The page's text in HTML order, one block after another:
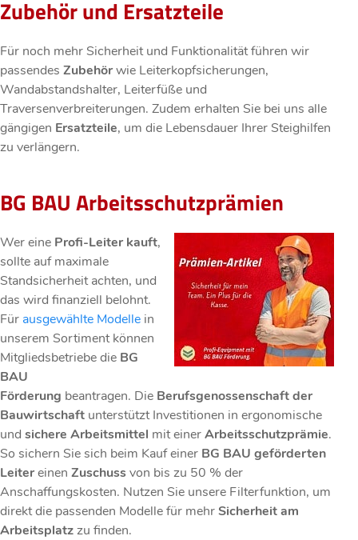
Zubehör und Ersatzteile
Für noch mehr Sicherheit und Funktionalität führen wir
passendes Zubehörwie Leiterkopfsicherungen,
Wandabstandshalter, Leiterfüße und
Traversenverbreiterungen. Zudem erhalten Sie bei uns alle
gängigen Ersatzteile, um die Lebensdauer Ihrer Steighilfen
zu verlängern.
BG BAU Arbeitsschutzprämien
Wer eine Profi-Leiter kauft,
sollte auf maximale
Standsicherheit achten, und
das wird finanziell belohnt.
Für ausgewählte Modelle in
unserem Sortiment können
Mitgliedsbetriebe die BG
BAU
Förderung beantragen. Die Berufsgenossenschaft der
Bauwirtschaft unterstützt Investitionen in ergonomische
und sichere Arbeitsmittel mit einerArbeitsschutzprämie.
So sichern Sie sich beim Kauf einer BG BAU geförderten
Leitereinen Zuschuss von bis zu 50 % der
Anschaffungskosten. Nutzen Sie unsere Filterfunktion, um
direkt die passenden Modelle für mehrSicherheit am
Arbeitsplatzzu finden.